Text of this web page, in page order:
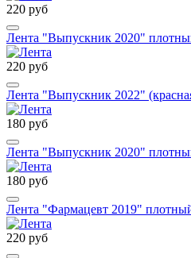
220 руб
Лента "Выпускник 2020"
220 руб
Лента "Выпускник 2022"
180 руб
Лента "Выпускник 2020"
180 руб
Лента "Фармацевт 2019"
220 руб